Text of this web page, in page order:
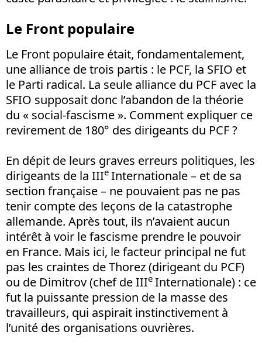
Le Front populaire
Le Front populaire était, fondamentalement,
une alliance de trois partis : le PCF, la SFIO et
le Parti radical. La seule alliance du PCF avec la
SFIO supposait donc l’abandon de la théorie
du « social-fascisme ». Comment expliquer ce
revirement de 180° des dirigeants du PCF ?
En dépit de leurs graves erreurs politiques, les
dirigeants de la IIIe Internationale – et de sa
section française – ne pouvaient pas ne pas
tenir compte des leçons de la catastrophe
allemande. Après tout, ils n’avaient aucun
intérêt à voir le fascisme prendre le pouvoir
en France. Mais ici, le facteur principal ne fut
pas les craintes de Thorez (dirigeant du PCF)
ou de Dimitrov (chef de IIIe Internationale) : ce
fut la puissante pression de la masse des
travailleurs, qui aspirait instinctivement à
l’unité des organisations ouvrières.